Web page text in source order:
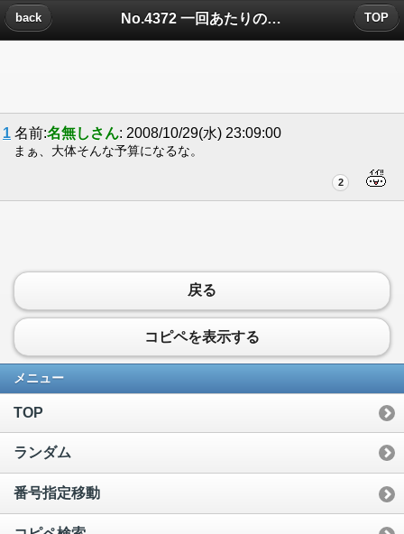
No.4372 一回あたりの費用 についたコメント
back TOP
1 名前:名無しさん: 2008/10/29(水) 23:09:00
まぁ、大体そんな予算になるな。
2
戻る
コピペを表示する
メニュー
TOP
ランダム
番号指定移動